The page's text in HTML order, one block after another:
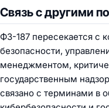
Связь с другими
ФЗ-187 пересекается с
безопасности,
менеджментом,
государственным
связано с терминами в